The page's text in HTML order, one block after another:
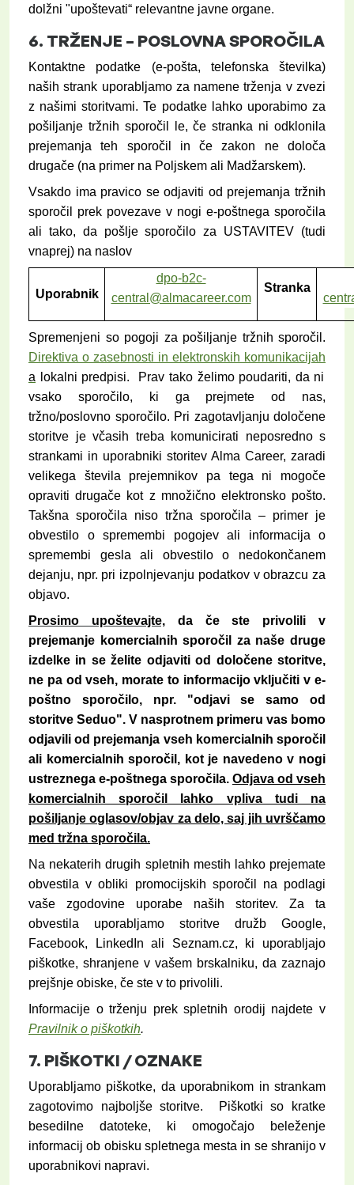
dolžni "upoštevati“ relevantne javne organe.
6. TRŽENJE – POSLOVNA SPOROČILA
Kontaktne podatke (e-pošta, telefonska številka)
naših strank uporabljamo za namene trženja v zvezi
z našimi storitvami. Te podatke lahko uporabimo za
pošiljanje tržnih sporočil le, če stranka ni odklonila
prejemanja teh sporočil in če zakon ne določa
drugače (na primer na Poljskem ali Madžarskem).
Vsakdo ima pravico se odjaviti od prejemanja tržnih
sporočil prek povezave v nogi e-poštnega sporočila
ali tako, da pošlje sporočilo za USTAVITEV (tudi
vnaprej) na naslov
Uporabnik
dpo-b2c-
central@almacareer.com
Stranka
Spremenjeni so pogoji za pošiljanje tržnih sporočil.
Direktiva o zasebnosti in elektronskih komunikacijah
a lokalni predpisi.
Prav tako želimo poudariti, da ni
vsako sporočilo, ki ga prejmete od nas,
tržno/poslovno sporočilo. Pri zagotavljanju določene
storitve je včasih treba komunicirati neposredno s
strankami in uporabniki storitev Alma Career, zaradi
velikega števila prejemnikov pa tega ni mogoče
opraviti drugače kot z množično elektronsko pošto.
Takšna sporočila niso tržna sporočila – primer je
obvestilo o spremembi pogojev ali informacija o
spremembi gesla ali obvestilo o nedokončanem
dejanju, npr. pri izpolnjevanju podatkov v obrazcu za
objavo.
Prosimo upoštevajte,da če ste privolili v
prejemanje komercialnih sporočil za naše druge
izdelke in se želite odjaviti od določene storitve,
ne pa od vseh, morate to informacijo vključiti v e-
poštno sporočilo, npr. "odjavi se samo od
storitve Seduo". V nasprotnem primeru vas bomo
odjavili od prejemanja vseh komercialnih sporočil
ali komercialnih sporočil, kot je navedeno v nogi
ustreznega e-poštnega sporočila. Odjava od vseh
komercialnih sporočil lahko vpliva tudi na
pošiljanje oglasov/objav za delo, saj jih uvrščamo
med tržna sporočila.
Na nekaterih drugih spletnih mestih lahko prejemate
obvestila v obliki promocijskih sporočil na podlagi
vaše zgodovine uporabe naših storitev. Za ta
obvestila uporabljamo storitve družb Google,
Facebook, LinkedIn ali Seznam.cz, ki uporabljajo
piškotke, shranjene v vašem brskalniku, da zaznajo
prejšnje obiske, če ste v to privolili.
Informacije o trženju prek spletnih orodij najdete v
Pravilnik o piškotkih.
7. PIŠKOTKI /OZNAKE
Uporabljamo piškotke, da uporabnikom in strankam
zagotovimo najboljše storitve.
Piškotki so kratke
besedilne datoteke, ki omogočajo beleženje
informacij ob obisku spletnega mesta in se shranijo v
uporabnikovi napravi.